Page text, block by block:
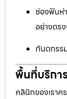
ช่องฟันห่
อย่างตร
ทันตกรร
พื้นที่บริกา
คลินิกของเรา